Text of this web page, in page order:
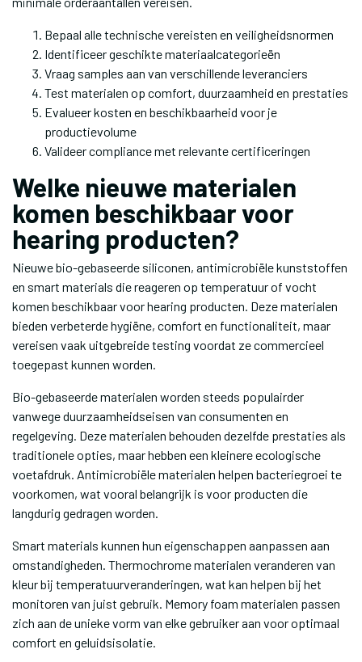
Bepaal alle technische vereisten en veiligheidsnormen
Identificeer geschikte materiaalcategorieën
Vraag samples aan van verschillende leveranciers
Test materialen op comfort, duurzaamheid en prestaties
Evalueer kosten en beschikbaarheid voor je
productievolume
Valideer compliance met relevante certificeringen
Welke nieuwe materialen
komen beschikbaar voor
hearing producten?
Nieuwe bio-gebaseerde siliconen, antimicrobiële kunststoffen
en smart materials die reageren op temperatuur of vocht
komen beschikbaar voor hearing producten. Deze materialen
bieden verbeterde hygiëne, comfort en functionaliteit, maar
vereisen vaak uitgebreide testing voordat ze commercieel
toegepast kunnen worden.
Bio-gebaseerde materialen worden steeds populairder
vanwege duurzaamheidseisen van consumenten en
regelgeving. Deze materialen behouden dezelfde prestaties als
traditionele opties, maar hebben een kleinere ecologische
voetafdruk. Antimicrobiële materialen helpen bacteriegroei te
voorkomen, wat vooral belangrijk is voor producten die
langdurig gedragen worden.
Smart materials kunnen hun eigenschappen aanpassen aan
omstandigheden. Thermochrome materialen veranderen van
kleur bij temperatuurveranderingen, wat kan helpen bij het
monitoren van juist gebruik. Memory foam materialen passen
zich aan de unieke vorm van elke gebruiker aan voor optimaal
comfort en geluidsisolatie.